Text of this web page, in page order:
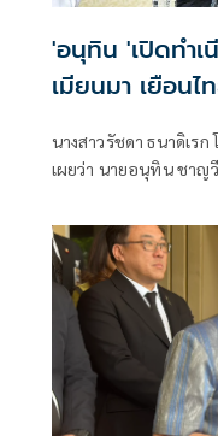
'อนุทิน 'เปิดทำเ
เมียนมา เยือนไ
นางสาวรัชดา ธนาดิเร
เผยว่า นายอนุทิน ชาญ